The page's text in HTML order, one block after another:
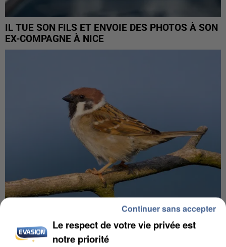
IL TUE SON FILS ET ENVOIE DES PHOTOS À SON
EX-COMPAGNE À NICE
APRÈS TOUTES CES CANICULES, LES REFUGES
DE FAUNE SAUVAGE SONT...
Le respect de votre vie privée est
notre priorité
Continuer sans accepter